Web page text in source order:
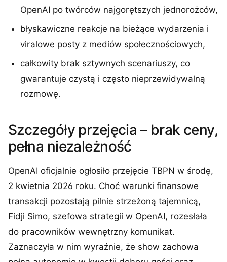
OpenAI po twórców najgorętszych jednorożców,
błyskawiczne reakcje na bieżące wydarzenia i
viralowe posty z mediów społecznościowych,
całkowity brak sztywnych scenariuszy, co
gwarantuje czystą i często nieprzewidywalną
rozmowę.
Szczegóły przejęcia – brak ceny,
pełna niezależność
OpenAI oficjalnie ogłosiło przejęcie TBPN w środę,
2 kwietnia 2026 roku. Choć warunki finansowe
transakcji pozostają pilnie strzeżoną tajemnicą,
Fidji Simo, szefowa strategii w OpenAI, rozesłała
do pracowników wewnętrzny komunikat.
Zaznaczyła w nim wyraźnie, że show zachowa